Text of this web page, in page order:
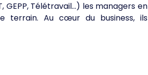
Télétravail…) les managers en
terrain. Au cœur du business, ils